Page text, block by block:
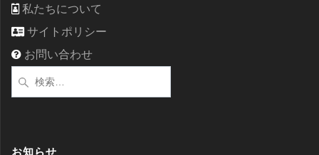
私たちについて
サイトポリシー
お問い合わせ
索:
お知らせ